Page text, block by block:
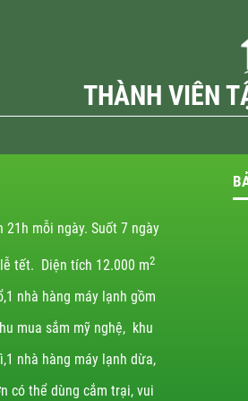
THÀNH VIÊN
21h mỗi ngày. Suốt 7 ngày
tết. Diện tích 12.000 m2
nhà hàng máy lạnh gồm
mua sắm mỹ nghệ, khu
nhà hàng máy lạnh dừa,
có thể dùng cắm trại, vui